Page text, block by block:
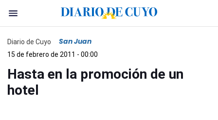
Diario de Cuyo San Juan
15 de febrero de 2011 - 00:00
Hasta en la promoción de un
hotel